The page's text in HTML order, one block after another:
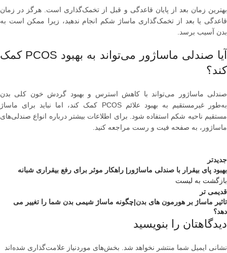
بهترین زمان بعد از پایان قاعدگی و قبل از تخمک‌گذاری است. هرگز در زمان
قاعدگی یا بعد از تخمک‌گذاری ماساژ شکم انجام ندهید، زیرا ممکن است به
بدن آسیب برسد.
آیا صندلی ماساژور می‌تواند به بهبود PCOS کمک
کند؟
صندلی ماساژور می‌تواند با کاهش استرس و بهبود گردش خون کلی بدن
به‌طور غیرمستقیم به بهبود علائم PCOS کمک کند، اما نباید برای ماساژ
مستقیم ناحیه شکم استفاده شود. برای اطلاعات بیشتر درباره انواع صندلی‌های
ماساژور، به صفحه فیت و رست مراجعه کنید.
جدیدتر
بهبود پای بیقرار با صندلی ماساژور| راهکار موثر برای رفع بیقراری شبانه
بازگشت به لیست
قدیمی تر
تاثیر ماساژ بر هورمون های بدن|چگونه ماساژ شیمی بدن شما را تغییر می
دهد؟
دیدگاهتان را بنویسید
نشانی ایمیل شما منتشر نخواهد شد. بخش‌های موردنیاز علامت‌گذاری شده‌اند